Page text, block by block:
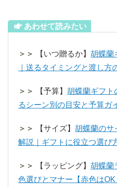
あわせて読みたい
＞＞ 【いつ贈るか】 胡蝶蘭
｜送るタイミングと渡し方
＞＞ 【予算】 胡蝶蘭ギフト
るシーン別の目安と予算ガ
＞＞ 【サイズ】 胡蝶蘭のサ
解説｜ギフトに役立つ選び
＞＞ 【ラッピング】 胡蝶蘭
色選びとマナー【赤色はOK